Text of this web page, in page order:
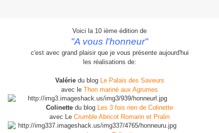
Voici la 10 ième édition de
"A vous l'honneur"
c'est avec grand plaisir que je vous présente aujourd'hui
les réalisations de:
Valérie du blog Le Palais des Saveurs
avec le Thon mariné aux Agrumes
Colinette du blog Les 3 fois rien de Colinette
avec Le Crumble Abricot Romarin et Pralin